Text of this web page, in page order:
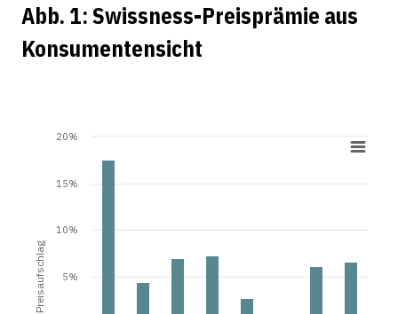
Abb. 1: Swissness-Preisprämie aus
Konsumentensicht
Preisaufschlag 5%
10%
15%
20%